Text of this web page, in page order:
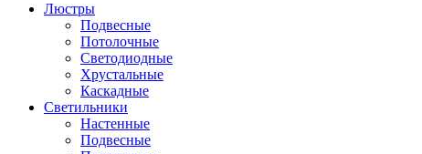
Люстры
Подвесные
Потолочные
Светодиодные
Хрустальные
Каскадные
Светильники
Настенные
Подвесные